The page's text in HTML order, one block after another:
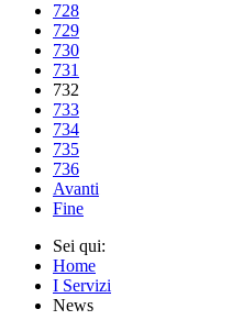
728
729
730
731
732
733
734
735
736
Avanti
Fine
Sei qui:
Home
I Servizi
News